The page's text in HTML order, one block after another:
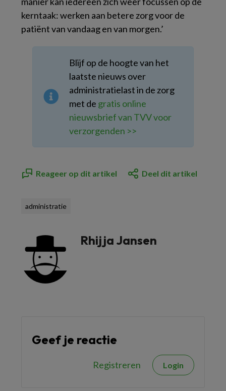
kerntaak: werken aan betere zorg voor de
patiënt van vandaag en van morgen.’
Blijf op de hoogte van het
laatste nieuws over
administratielast in de zorg
met de gratis online
nieuwsbrief van TVV voor
verzorgenden >>
Reageer op dit artikel Deel dit artikel
administratie
Rhijja Jansen
Geef je reactie
Registreren Login